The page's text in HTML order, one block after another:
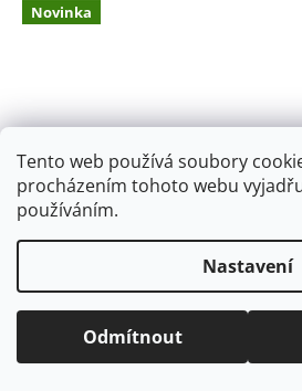
Tento web používá soubory
procházením tohoto webu
používáním.
Nastavení
Odmítnout
Novinka
Láhev na pití Oxybag OXY